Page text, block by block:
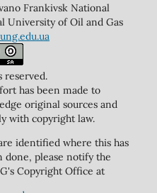
Frankivsk National
University of Oil and Gas
reserved.
has been made to
original sources and
with copyright law.
identified where this has
done, please notify the
Copyright Office at